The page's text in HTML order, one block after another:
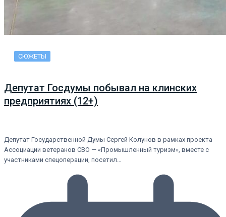
СЮЖЕТЫ
Депутат Госдумы побывал на клинских
предприятиях (12+)
Депутат Государственной Думы Сергей Колунов в рамках проекта
Ассоциации ветеранов СВО — «Промышленный туризм», вместе с
участниками спецоперации, посетил…